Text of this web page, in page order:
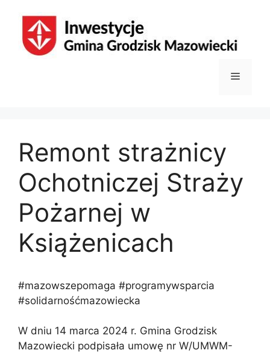
treści
Menu
Remont strażnicy
Ochotniczej Straży
Pożarnej w
Książenicach
#mazowszepomaga #programywsparcia
#solidarnośćmazowiecka
W dniu 14 marca 2024 r. Gmina Grodzisk
Mazowiecki podpisała umowę nr W/UMWM-